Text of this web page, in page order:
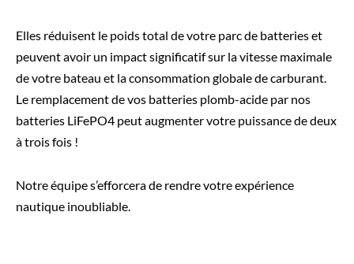
Elles réduisent le poids total de votre parc de batteries et
peuvent avoir un impact significatif sur la vitesse maximale
de votre bateau et la consommation globale de carburant.
Le remplacement de vos batteries plomb-acide par nos
batteries LiFePO4 peut augmenter votre puissance de deux
à trois fois !
Notre équipe s’efforcera de rendre votre expérience
nautique inoubliable.